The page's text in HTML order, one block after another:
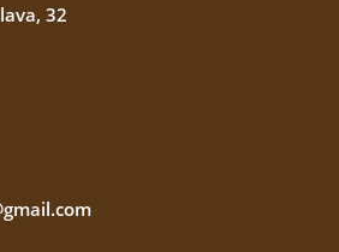
32